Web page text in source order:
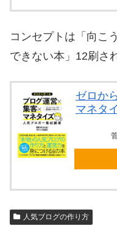
コンセプトは「向こ
できない本」12刷さ
ゼロか
マネタ
人気ブログの作り方